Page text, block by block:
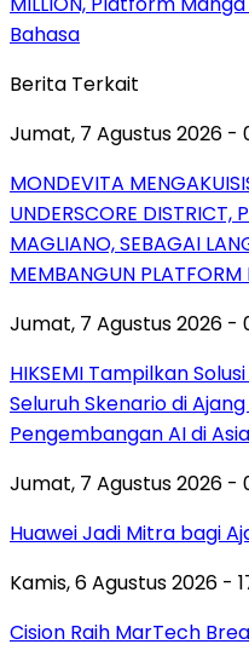
Bahasa
Berita Terkait
Jumat, 7 Agustus 2026 -
MONDEVITA
UNDERSCORE DISTRICT,
MAGLIANO, SEBAGAI
MEMBANGUN
Jumat, 7 Agustus 2026 -
HIKSEMI Tampilkan
Seluruh Skenario di
Pengembangan AI di
Jumat, 7 Agustus 2026 -
Huawei Jadi Mitra bagi
Kamis, 6 Agustus 2026 -
Cision Raih MarTech